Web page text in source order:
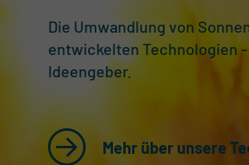
Die Umwandlung von
entwickelten Technologien
Ideengeber.
Mehr über unsere